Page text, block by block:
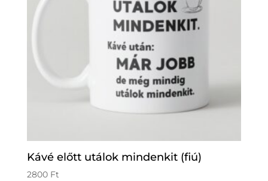
Kávé előtt utálok mindenkit (fiú)
2800 Ft